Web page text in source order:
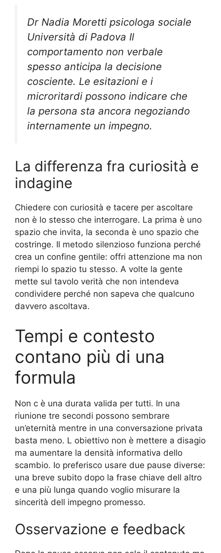
Dr Nadia Moretti psicologa sociale
Università di Padova Il
comportamento non verbale
spesso anticipa la decisione
cosciente. Le esitazioni e i
microritardi possono indicare che
la persona sta ancora negoziando
internamente un impegno.
La differenza fra curiosità e
indagine
Chiedere con curiosità e tacere per ascoltare
non è lo stesso che interrogare. La prima è uno
spazio che invita, la seconda è uno spazio che
costringe. Il metodo silenzioso funziona perché
crea un confine gentile: offri attenzione ma non
riempi lo spazio tu stesso. A volte la gente
mette sul tavolo verità che non intendeva
condividere perché non sapeva che qualcuno
davvero ascoltava.
Tempi e contesto
contano più di una
formula
Non c è una durata valida per tutti. In una
riunione tre secondi possono sembrare
un’eternità mentre in una conversazione privata
basta meno. L obiettivo non è mettere a disagio
ma aumentare la densità informativa dello
scambio. Io preferisco usare due pause diverse:
una breve subito dopo la frase chiave dell altro
e una più lunga quando voglio misurare la
sincerità dell impegno promesso.
Osservazione e feedback